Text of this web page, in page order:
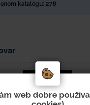
katalógu: 278
web dobre